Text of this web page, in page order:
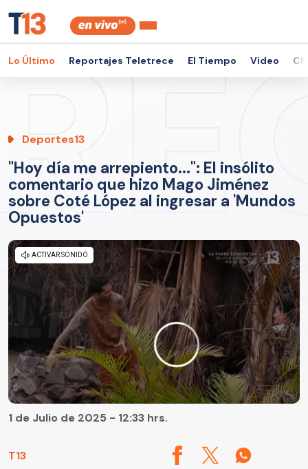
Lo Último Reportajes Teletrece El Tiempo Video
Deportes13
"Hoy día me arrepiento...": El insólito
comentario que hizo Mago Jiménez
sobre Coté López al ingresar a 'Mundos
Opuestos'
T13
1 de Julio de 2025 - 12:33 hrs.